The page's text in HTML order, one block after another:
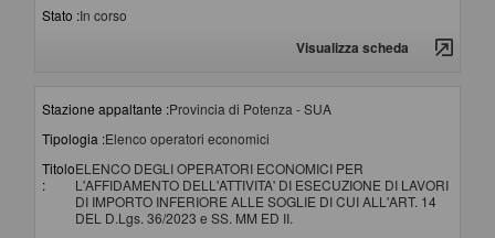
Stato :In corso
Visualizza scheda
Stazione appaltante :Provincia di Potenza - SUA
Tipologia :Elenco operatori economici
Titolo
:
ELENCO DEGLI OPERATORI ECONOMICI PER
L'AFFIDAMENTO DELL'ATTIVITA' DI ESECUZIONE DI LAVORI
DI IMPORTO INFERIORE ALLE SOGLIE DI CUI ALL'ART. 14
DEL D.Lgs. 36/2023 e SS. MM ED II.